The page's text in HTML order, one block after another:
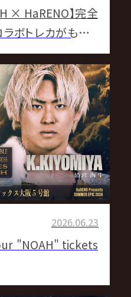
× HaRENO】完全
ボトレカがもらえ
シ」定期購入キャン
2026.06.23
"NOAH" tickets